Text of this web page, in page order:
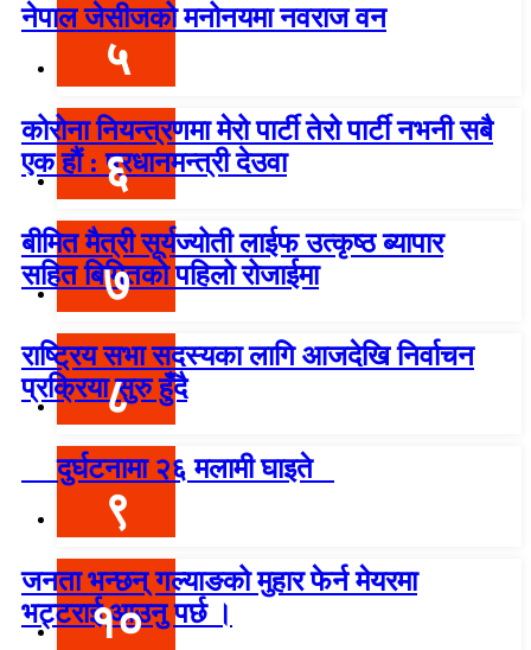
नेपाल जेसीजको मनोनयमा नवराज वन
५
कोरोना नियन्त्रणमा मेरो पार्टी तेरो पार्टी नभनी सबै
एक हौं : प्रधानमन्त्री देउवा
६
बीमित मैत्री सूर्यज्योती लाईफ उत्कृष्ठ ब्यापार
सहित बिमितको पहिलो रोजाईमा
७
राष्ट्रिय सभा सदस्यका लागि आजदेखि निर्वाचन
प्रक्रिया सुरु हुँदै
८
दुर्घटनामा २६ मलामी घाइते
९
जनता भन्छन् गल्याङको मुहार फेर्न मेयरमा
भट्टराई आउनु पर्छ ।
१०